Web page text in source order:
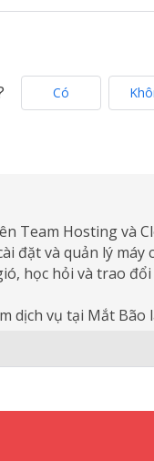
Có
Team Hosting và
đặt và quản lý máy
học hỏi và trao
dịch vụ tại Mắt Bão